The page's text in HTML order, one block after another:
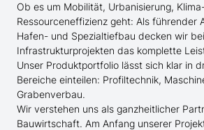
Ob es um Mobilität, Urbanisierung,
Ressourceneffizienz geht: Als führender
Hafen- und Spezialtiefbau decken wir
Infrastrukturprojekten das komplette
Unser Produktportfolio lässt sich klar in
Bereiche einteilen: Profiltechnik,
Grabenverbau.
Wir verstehen uns als ganzheitlicher
Bauwirtschaft. Am Anfang unserer